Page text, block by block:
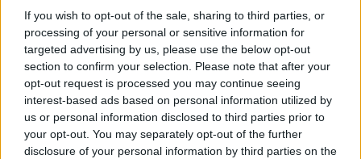
If you wish to opt-out of the sale, sharing to third parties, or
processing of your personal or sensitive information for
targeted advertising by us, please use the below opt-out
section to confirm your selection. Please note that after your
opt-out request is processed you may continue seeing
interest-based ads based on personal information utilized by
us or personal information disclosed to third parties prior to
your opt-out. You may separately opt-out of the further
disclosure of your personal information by third parties on the
ARTIGOS RECENTES
Cultura digital pode “comprometer” a criatividade antes